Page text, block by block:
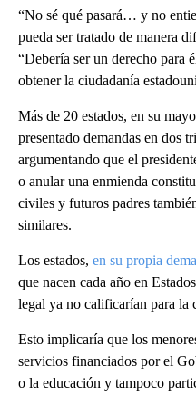
“No sé qué pasará… y no
pueda ser tratado de manera
“Debería ser un derecho para
obtener la ciudadanía
Más de 20 estados, en su
presentado demandas en dos
argumentando que el
o anular una enmienda
civiles y futuros padres
similares.
Los estados, en su propia
que nacen cada año en
legal ya no calificarían para la
Esto implicaría que los
servicios financiados por el
o la educación y tampoco